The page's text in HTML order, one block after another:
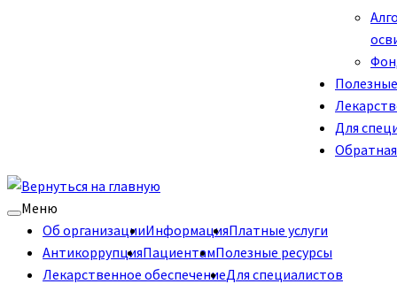
Для
Меню
Об организацииИнформацияПлатные услуги
АнтикоррупцияПациентамПолезные ресурсы
Лекарственное обеспечениеДля специалистов